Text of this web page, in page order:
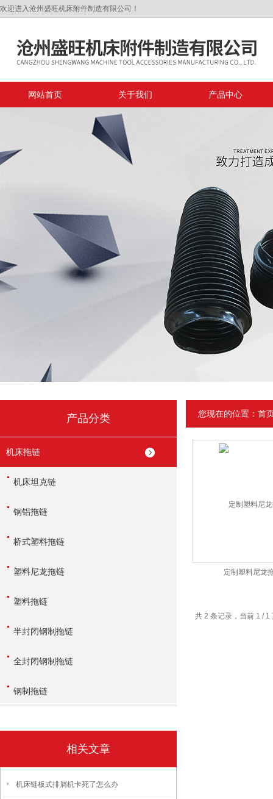
欢迎进入沧州盛旺机床附件制造有限公司！
网站首页 关于我们 产品中心
产品分类
机床拖链
机床坦克链
钢铝拖链
桥式塑料拖链
塑料尼龙拖链
塑料拖链
半封闭钢制拖链
全封闭钢制拖链
钢制拖链
相关文章
机床链板式排屑机卡死了怎么办
您现在的位置： 首
定制塑料尼龙
共 2 条记录，当前 1 /